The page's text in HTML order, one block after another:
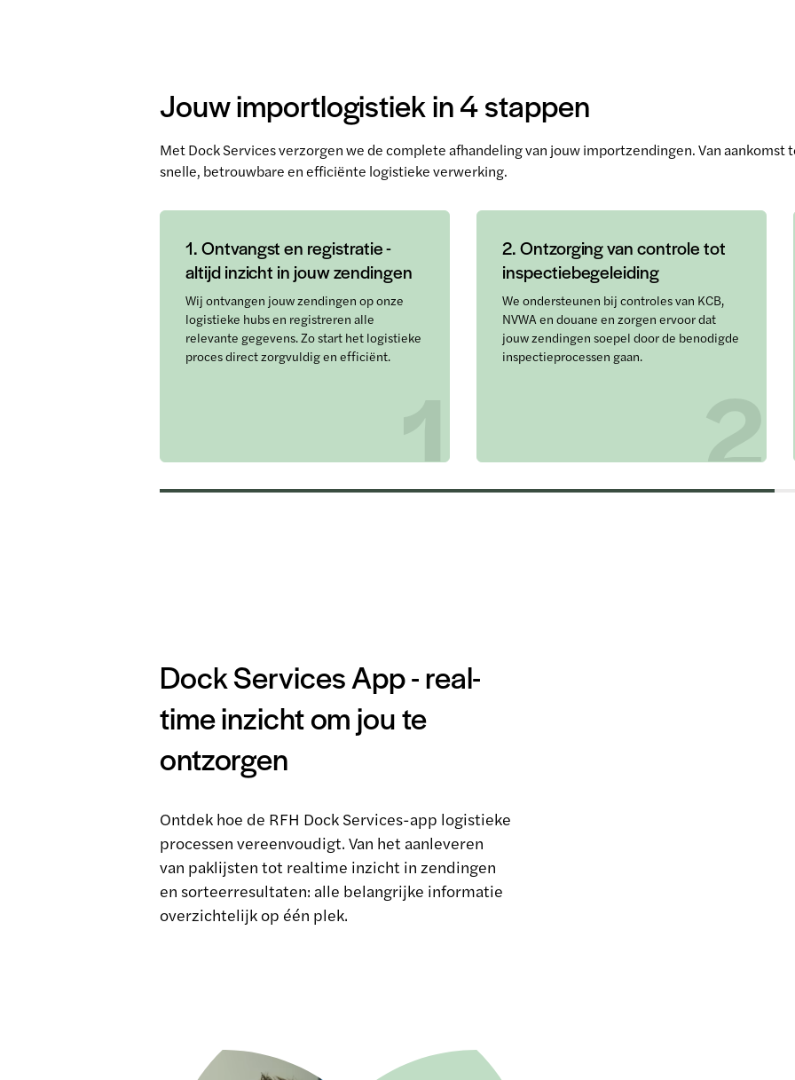
Jouw importlogistiek in 4 stappen
Met Dock Services verzorgen we de complete afhandeling van jouw importzendingen. Van aankomst
snelle, betrouwbare en efficiënte logistieke verwerking.
1. Ontvangst en registratie -
altijd inzicht in jouw zendingen
Wij ontvangen jouw zendingen op onze
logistieke hubs en registreren alle
relevante gegevens. Zo start het logistieke
proces direct zorgvuldig en efficiënt. 1
2. Ontzorging van controle tot
inspectiebegeleiding
We ondersteunen bij controles van KCB,
NVWA en douane en zorgen ervoor dat
jouw zendingen soepel door de benodigde
inspectieprocessen gaan.
2
Dock Services App - real-
time inzicht om jou te
ontzorgen
Ontdek hoe de RFH Dock Services-app logistieke
processen vereenvoudigt. Van het aanleveren
van paklijsten tot realtime inzicht in zendingen
en sorteerresultaten: alle belangrijke informatie
overzichtelijk op één plek.